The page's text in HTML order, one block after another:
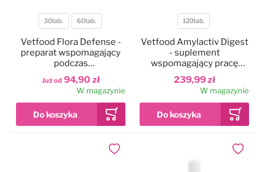
Pojemność
30tab. 60tab.
Już od 94,90 zł
Vetfood Flora Defense -
preparat wspomagający
podczas
antybiotykoterapii,
biegunki, dla psa i kota
W magazynie
Pojemność
120tab.
239,99 zł
Vetfood Amylactiv Digest
- suplement
wspomagający pracę
przewodu pokarmowego,
dla psa i kota
W magazynie
Dodaj do ulubionych Dodaj